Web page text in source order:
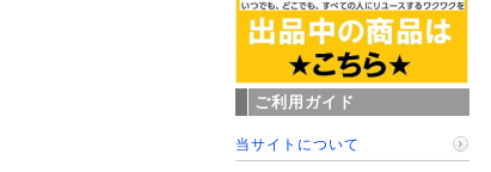
ご利用ガイド
当サイトについて